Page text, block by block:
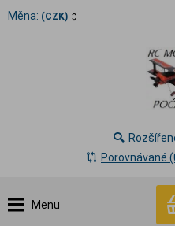
Měna: (CZK)
Menu
Porovnávané